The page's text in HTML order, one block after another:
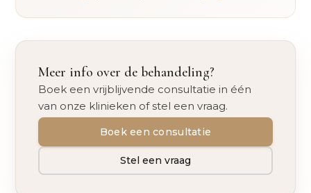
Meer info over de behandeling?
Boek een vrijblijvende consultatie in één
van onze klinieken of stel een vraag.
Boek een consultatie
Stel een vraag